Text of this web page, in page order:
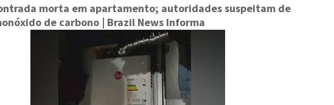
morta em apartamento; autoridades suspeitam de
de carbono | Brazil News Informa